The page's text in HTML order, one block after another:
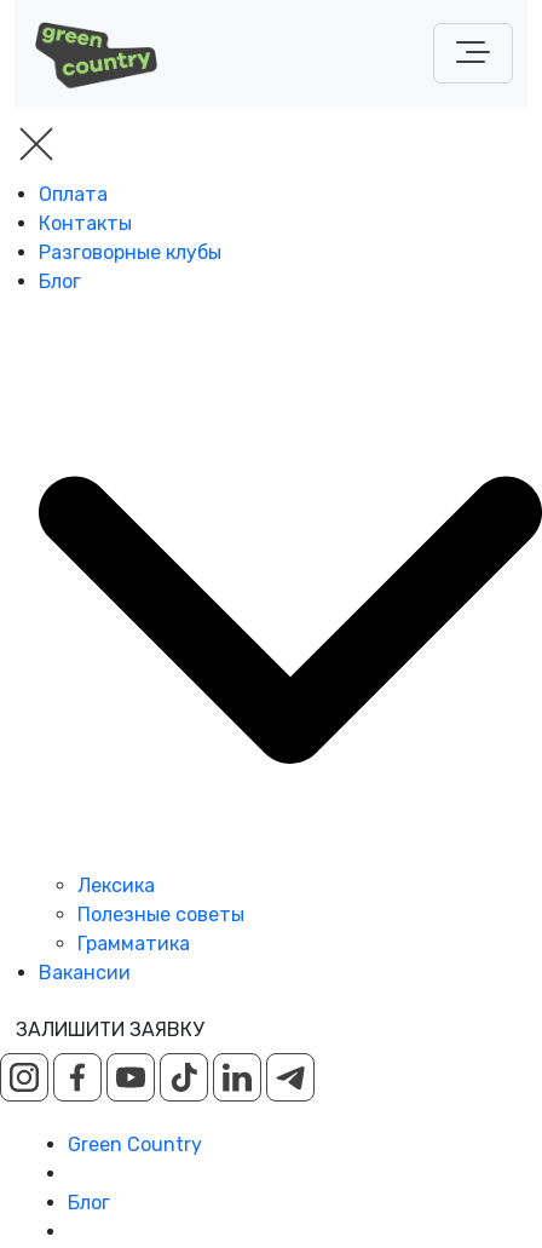
Оплата
Контакты
Разговорные клубы
Блог
Лексика
Полезные советы
Грамматика
Вакансии
ЗАЛИШИТИ ЗАЯВКУ
Green Country
Блог